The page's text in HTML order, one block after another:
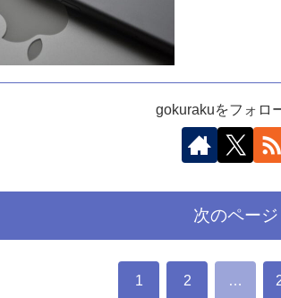
gokurakuをフォロ
次のページ
1 2 …